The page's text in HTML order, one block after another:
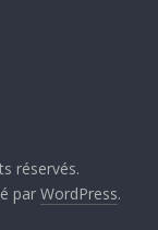
réservés.
par WordPress.